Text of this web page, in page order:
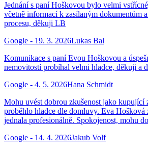
Jednání s paní Hoškovou bylo velmi
včetně informací k zasílaným dokumentům
procesu, děkuji LB
Google - 19. 3. 2026Lukas Bal
Komunikace s paní Evou Hoškovou a
nemovitostí probíhal velmi hladce, děkuji a
Google - 4. 5. 2026Hana Schmidt
Mohu uvést dobrou zkušenost jako kupující
proběhlo hladce dle domluvy. Eva
jednala profesionálně. Spokojenost, mohu
Google - 14. 4. 2026Jakub Volf